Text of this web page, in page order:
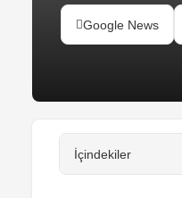
Google News
İçindekiler